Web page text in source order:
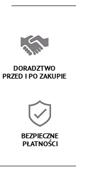
DORADZTWO
PRZED I PO ZAKUPIE
BEZPIECZNE
PŁATNOŚCI